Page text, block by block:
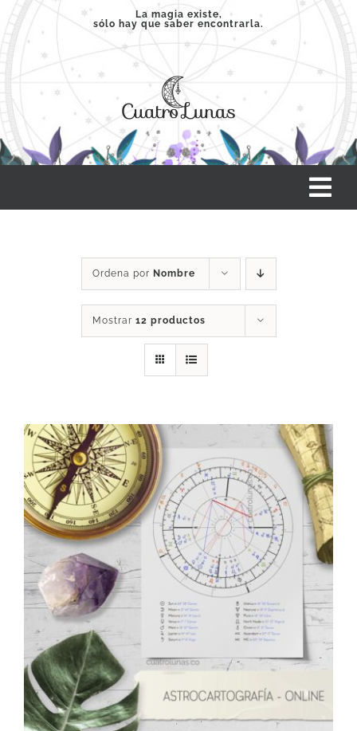
Saltar
contenido
La magia existe,
sólo hay que saber encontrarla.
SERVICIOS
PRODUCTOS
ARTÍCULOS
CONTACTO
Carrito
Ordena por Nombre
Mostrar 12 productos